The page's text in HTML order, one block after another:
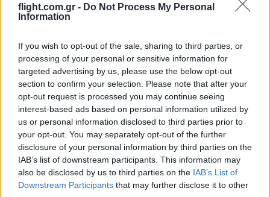
flight.com.gr - Do Not Process My Personal
Information
If you wish to opt-out of the sale, sharing to third parties, or
processing of your personal or sensitive information for
targeted advertising by us, please use the below opt-out
section to confirm your selection. Please note that after your
opt-out request is processed you may continue seeing
interest-based ads based on personal information utilized by
us or personal information disclosed to third parties prior to
your opt-out. You may separately opt-out of the further
disclosure of your personal information by third parties on the
IAB’s list of downstream participants. This information may
also be disclosed by us to third parties on the IAB’s List of
Downstream Participants that may further disclose it to other
0 Reply
George (@george)
Noble Member
14 Οκτωβρίου 2025 21:21
#694453
Αυτή η ιστορία είναι απλή!
Το γερμανικό φύλο των Αγγλων που προερχονταν από τη Δανία
σε συμμαχία με το γερμανικό φύλο των Σαξώνων που
προέρχονταν από τη Γερμανία αφού πρώτα νίκησε τους
Σκανδιναβούς που κατοικούσαν στη βόρεια Αγγλία που
προέρχονταν από τη Νορβηγία και τη Δανία έχασε στη συνέχεια
στη νότια από Σκανδιναβούς που μιλούσαν γαλλικά που μένανε
στη βόρεια Γαλλία αλλά προέρχονταν και αυτοί από τη Νορβηγία